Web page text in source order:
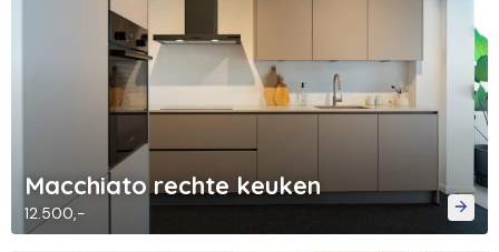
Macchiato rechte keuken
12.500,-